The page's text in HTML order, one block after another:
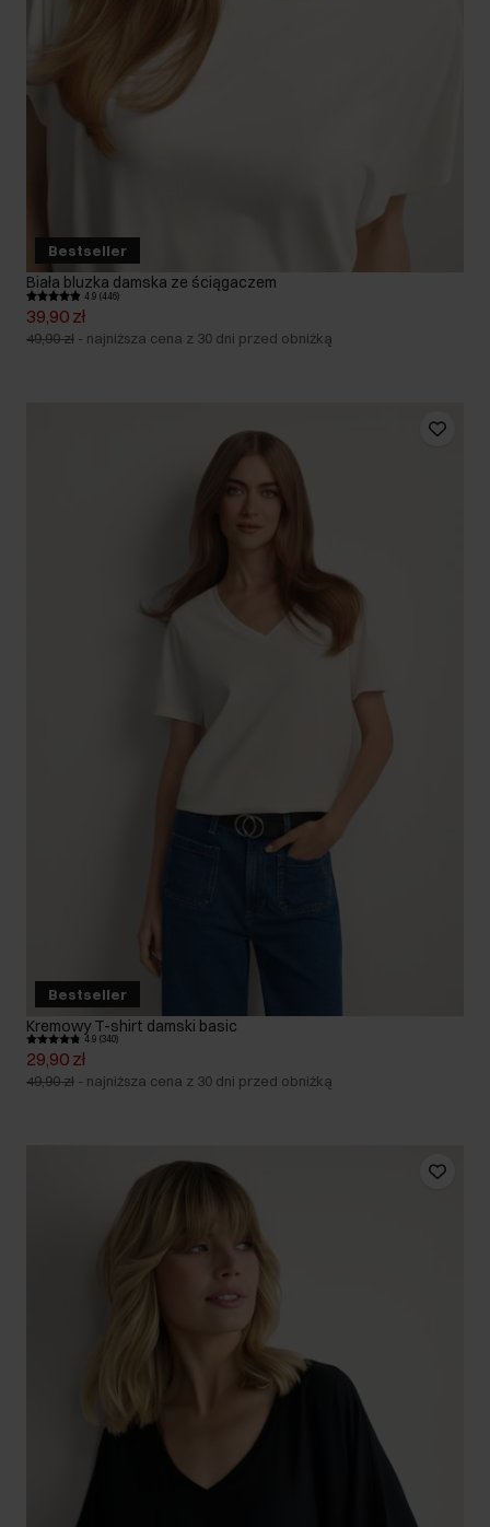
Bestseller
Biała bluzka damska ze ściągaczem
4.9 (446)
39,90 zł
49,90 zł - najniższa cena z 30 dni przed obniżką
Bestseller
Kremowy T-shirt damski basic
4.9 (340)
29,90 zł
49,90 zł - najniższa cena z 30 dni przed obniżką